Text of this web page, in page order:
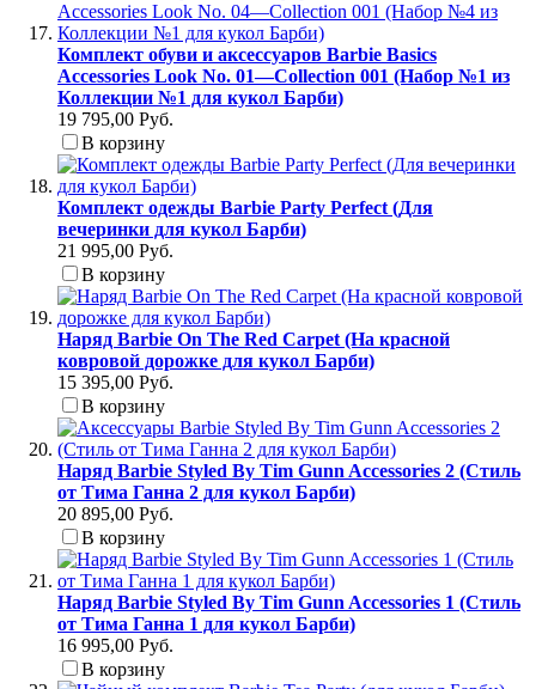
Комплект обуви и аксессуаров Barbie Basics
Accessories Look No. 01—Collection 001 (Набор №1 из
Коллекции №1 для кукол Барби)
19 795,00 Руб.
В корзину
Комплект одежды Barbie Party Perfect (Для
вечеринки для кукол Барби)
21 995,00 Руб.
В корзину
Наряд Barbie On The Red Carpet (На красной
ковровой дорожке для кукол Барби)
15 395,00 Руб.
В корзину
Наряд Barbie Styled By Tim Gunn Accessories 2 (Стиль
от Тима Ганна 2 для кукол Барби)
20 895,00 Руб.
В корзину
Наряд Barbie Styled By Tim Gunn Accessories 1 (Стиль
от Тима Ганна 1 для кукол Барби)
16 995,00 Руб.
В корзину